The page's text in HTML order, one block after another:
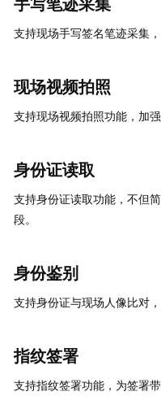
手写笔迹采集
支持现场手写签名笔迹采集
现场视频拍照
支持现场视频拍照功能，加
身份证读取
支持身份证读取功能，不但
段。
身份鉴别
支持身份证与现场人像比对
指纹签署
支持指纹签署功能，为签署